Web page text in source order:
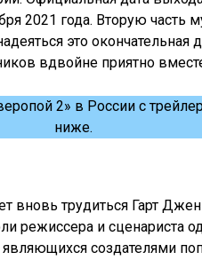
2021 года. Вторую часть
это окончательная
вдвойне приятно
2» в России с
ниже.
вновь трудиться Гарт
режиссера и сценариста
создателями